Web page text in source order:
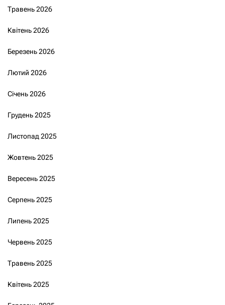
Травень 2026
Квітень 2026
Березень 2026
Лютий 2026
Січень 2026
Грудень 2025
Листопад 2025
Жовтень 2025
Вересень 2025
Серпень 2025
Липень 2025
Червень 2025
Травень 2025
Квітень 2025